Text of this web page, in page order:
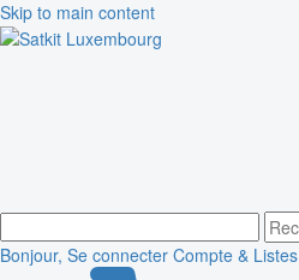
Skip to main content
Bonjour, Se connecter Compte & Listes